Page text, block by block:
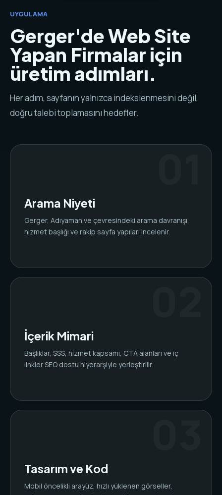
UYGULAMA
Gerger'de Web Site
Yapan Firmalar için
üretim adımları.
Her adım, sayfanın yalnızca indekslenmesini değil,
doğru talebi toplamasını hedefler.
Arama Niyeti
Gerger, Adıyaman ve çevresindeki arama davranışı,
hizmet başlığı ve rakip sayfa yapıları incelenir.
İçerik Mimari
Başlıklar, SSS, hizmet kapsamı, CTA alanları ve iç
linkler SEO dostu hiyerarşiyle yerleştirilir.
Tasarım ve Kod
Mobil öncelikli arayüz, hızlı yüklenen görseller,